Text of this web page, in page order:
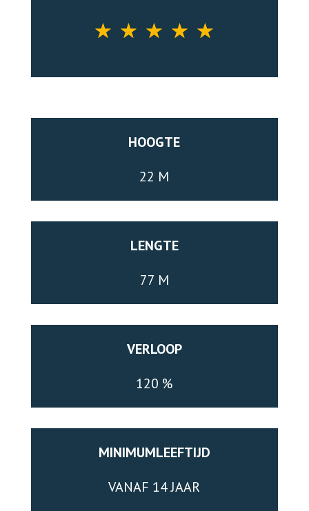
☆ ☆ ☆ ☆ ☆
HOOGTE
22 M
LENGTE
77 M
VERLOOP
120 %
MINIMUMLEEFTIJD
VANAF 14 JAAR